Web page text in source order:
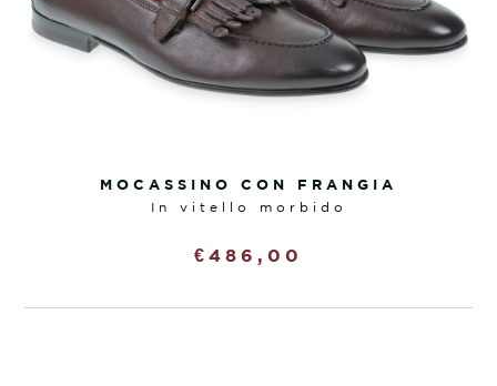
MOCASSINO CON FRANGIA
in vitello morbido
€ 486,00